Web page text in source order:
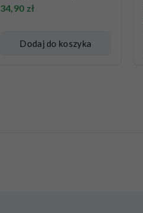
34,90 zł
Dodaj do koszyka